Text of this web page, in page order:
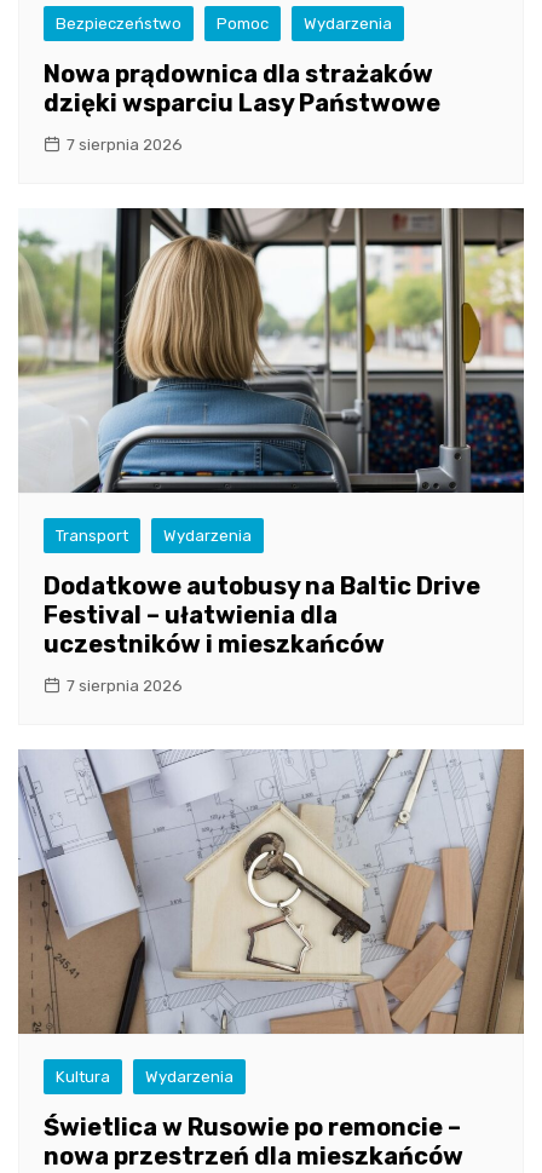
Bezpieczeństwo Pomoc Wydarzenia
Nowa prądownica dla strażaków
dzięki wsparciu Lasy Państwowe
7 sierpnia 2026
Transport Wydarzenia
Dodatkowe autobusy na Baltic Drive
Festival – ułatwienia dla
uczestników i mieszkańców
7 sierpnia 2026
Kultura Wydarzenia
Świetlica w Rusowie po remoncie –
nowa przestrzeń dla mieszkańców